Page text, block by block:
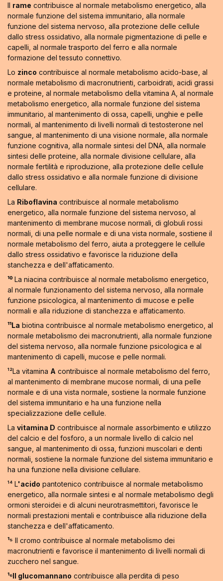
Il rame contribuisce al normale metabolismo energetico, alla
normale funzione del sistema immunitario, alla normale
funzione del sistema nervoso, alla protezione delle cellule
dallo stress ossidativo, alla normale pigmentazione di pelle e
capelli, al normale trasporto del ferro e alla normale
formazione del tessuto connettivo.
Lo zinco contribuisce al normale metabolismo acido-base, al
normale metabolismo di macronutrienti, carboidrati, acidi grassi
e proteine, al normale metabolismo della vitamina A, al normale
metabolismo energetico, alla normale funzione del sistema
immunitario, al mantenimento di ossa, capelli, unghie e pelle
normali, al mantenimento di livelli normali di testosterone nel
sangue, al mantenimento di una visione normale, alla normale
funzione cognitiva, alla normale sintesi del DNA, alla normale
sintesi delle proteine, alla normale divisione cellulare, alla
normale fertilità e riproduzione, alla protezione delle cellule
dallo stress ossidativo e alla normale funzione di divisione
cellulare.
La Riboflavina contribuisce al normale metabolismo
energetico, alla normale funzione del sistema nervoso, al
mantenimento di membrane mucose normali, di globuli rossi
normali, di una pelle normale e di una vista normale, sostiene il
normale metabolismo del ferro, aiuta a proteggere le cellule
dallo stress ossidativo e favorisce la riduzione della
stanchezza e dell'affaticamento.
¹⁰La niacina contribuisce al normale metabolismo energetico,
al normale funzionamento del sistema nervoso, alla normale
funzione psicologica, al mantenimento di mucose e pelle
normali e alla riduzione di stanchezza e affaticamento.
¹¹La biotina contribuisce al normale metabolismo energetico, al
normale metabolismo dei macronutrienti, alla normale funzione
del sistema nervoso, alla normale funzione psicologica e al
mantenimento di capelli, mucose e pelle normali.
¹²La vitamina A contribuisce al normale metabolismo del ferro,
al mantenimento di membrane mucose normali, di una pelle
normale e di una vista normale, sostiene la normale funzione
del sistema immunitario e ha una funzione nella
specializzazione delle cellule.
La vitamina D contribuisce al normale assorbimento e utilizzo
del calcio e del fosforo, a un normale livello di calcio nel
sangue, al mantenimento di ossa, funzioni muscolari e denti
normali, sostiene la normale funzione del sistema immunitario e
ha una funzione nella divisione cellulare.
¹⁴ L'acido pantotenico contribuisce al normale metabolismo
energetico, alla normale sintesi e al normale metabolismo degli
ormoni steroidei e di alcuni neurotrasmettitori, favorisce le
normali prestazioni mentali e contribuisce alla riduzione della
stanchezza e dell'affaticamento.
¹⁵ Il cromo contribuisce al normale metabolismo dei
macronutrienti e favorisce il mantenimento di livelli normali di
zucchero nel sangue.
¹⁶Il glucomannano contribuisce alla perdita di peso